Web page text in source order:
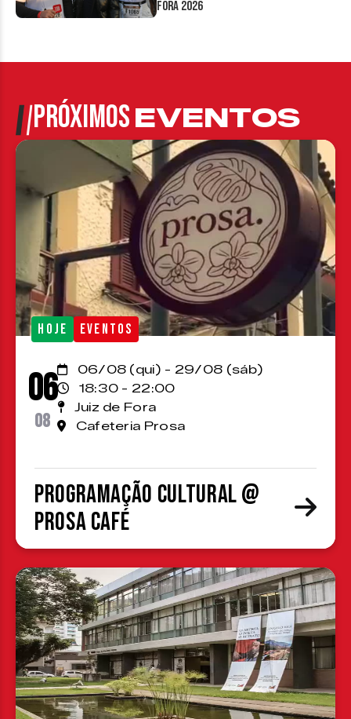
Fora 2026
PRÓXIMOSEVENTOS
HOJE EVENTOS
06
08
06/08 (qui) - 29/08 (sáb)
18:30 - 22:00
Juiz de Fora
Cafeteria Prosa
Programação cultural @
Prosa Café